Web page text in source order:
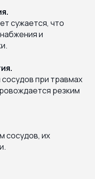
сужается, что
и
при травмах
резким
сосудов, их